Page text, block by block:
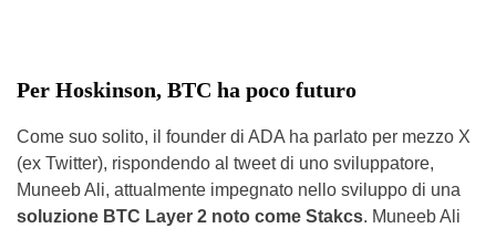
Per Hoskinson, BTC ha poco futuro
Come suo solito, il founder di ADA ha parlato per mezzo X
(ex Twitter), rispondendo al tweet di uno sviluppatore,
Muneeb Ali, attualmente impegnato nello sviluppo di una
soluzione BTC Layer 2 noto come Stakcs. Muneeb Ali